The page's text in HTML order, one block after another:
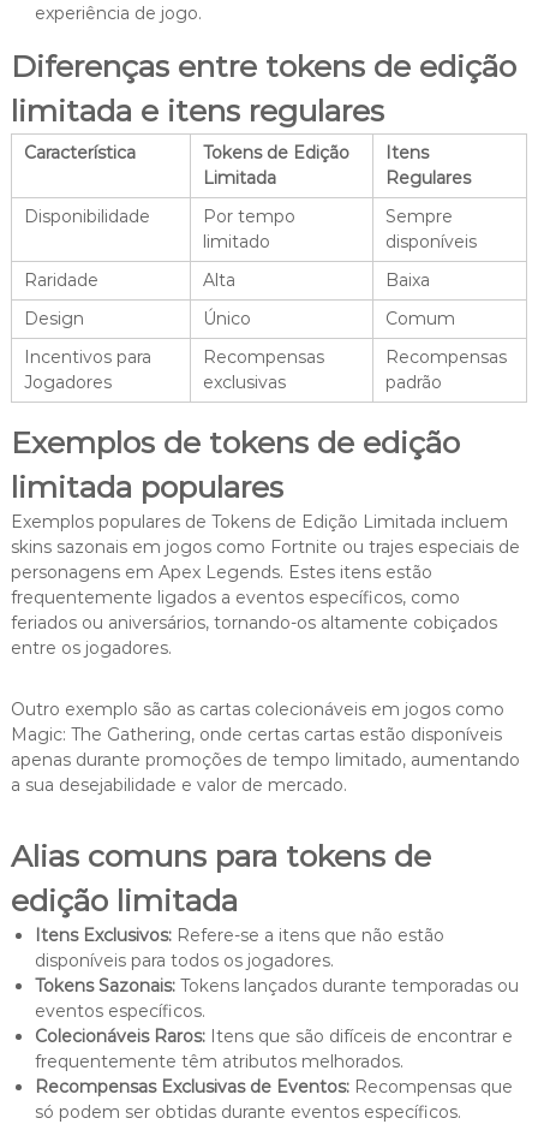
experiência de jogo.
Diferenças entre tokens de edição
limitada e itens regulares
Característica
Tokens de Edição
Limitada
Itens
Regulares
Disponibilidade
Por tempo
limitado
Sempre
disponíveis
Raridade
Alta
Baixa
Design
Único
Comum
Incentivos para
Jogadores
Recompensas
exclusivas
Recompensas
padrão
Exemplos de tokens de edição
limitada populares
Exemplos populares de Tokens de Edição Limitada incluem
skins sazonais em jogos como Fortnite ou trajes especiais de
personagens em Apex Legends. Estes itens estão
frequentemente ligados a eventos específicos, como
feriados ou aniversários, tornando-os altamente cobiçados
entre os jogadores.
Outro exemplo são as cartas colecionáveis em jogos como
Magic: The Gathering, onde certas cartas estão disponíveis
apenas durante promoções de tempo limitado, aumentando
a sua desejabilidade e valor de mercado.
Alias comuns para tokens de
edição limitada
Itens Exclusivos:Refere-se a itens que não estão
disponíveis para todos os jogadores.
Tokens Sazonais:Tokens lançados durante temporadas ou
eventos específicos.
Colecionáveis Raros:Itens que são difíceis de encontrar e
frequentemente têm atributos melhorados.
Recompensas Exclusivas de Eventos:Recompensas que
só podem ser obtidas durante eventos específicos.